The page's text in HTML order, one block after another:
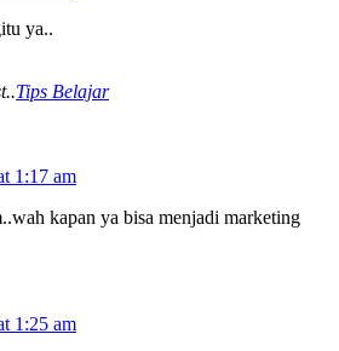
ya..
Tips Belajar
1:17 am
kapan ya bisa menjadi marketing
1:25 am